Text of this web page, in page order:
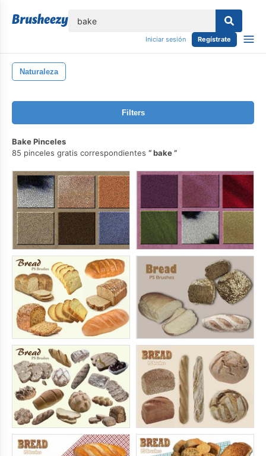
Iniciar sesión Regístrate
Naturaleza
Filters
Bake Pinceles
85 pinceles gratis correspondientes
bake